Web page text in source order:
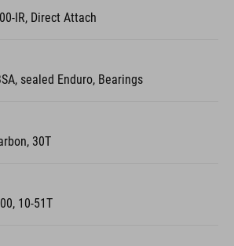
IR, Direct Attach
sealed Enduro, Bearings
30T
10-51T